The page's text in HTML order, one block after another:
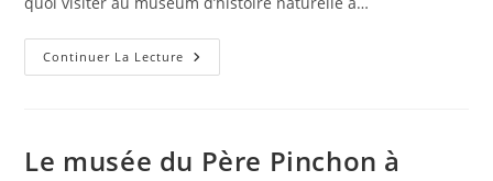
Continuer La Lecture
Le musée du Père Pinchon à